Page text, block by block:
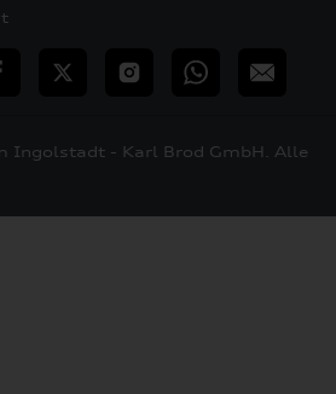
Twitter InstagramWhatsApp
E-
Ingolstadt - Karl Brod GmbH. Alle